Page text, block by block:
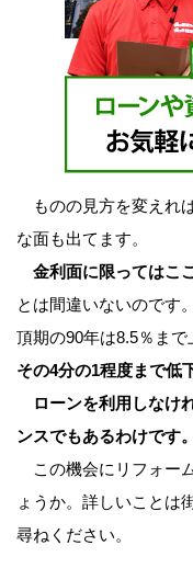
ものの見方を変えれ
な面も出てます。
金利面に限ってはこ
とは間違いないのです
頂期の90年は8.5％まで
その4分の1程度まで低
ローンを利用しなけ
ンスでもあるわけです。
この機会にリフォー
ょうか。詳しいことは
尋ねください。